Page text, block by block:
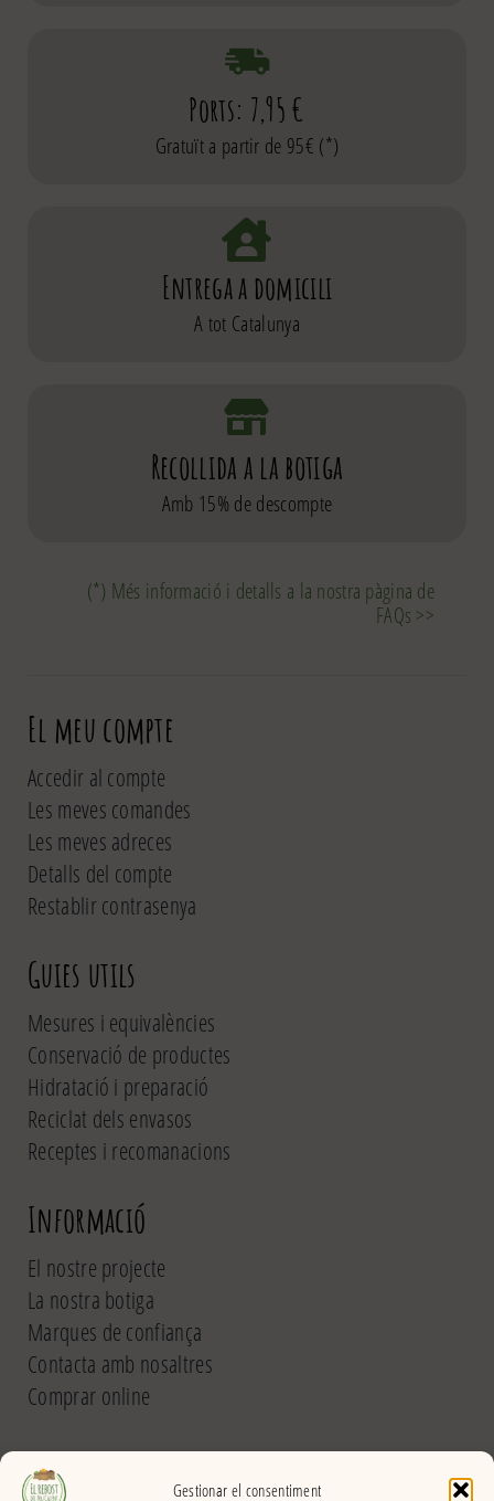
Gestionar el consentiment
Ports: 7,95 €
Gratuït a partir de 95€ (*)
Entrega a domicili
A tot Catalunya
Recollida a la botiga
Amb 15% de descompte
(*) Més informació i detalls a la nostra pàgina de
FAQs >>
El meu compte
Accedir al compte
Les meves comandes
Les meves adreces
Detalls del compte
Restablir contrasenya
Guies utils
Mesures i equivalències
Conservació de productes
Hidratació i preparació
Reciclat dels envasos
Receptes i recomanacions
Informació
El nostre projecte
La nostra botiga
Marques de confiança
Contacta amb nosaltres
Comprar online
El Rebost del Pou Calent